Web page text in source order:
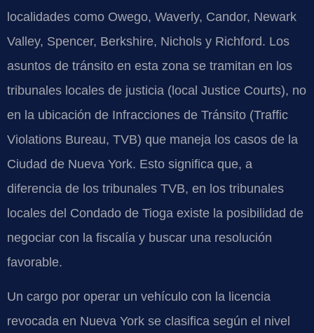
localidades como Owego, Waverly, Candor, Newark
Valley, Spencer, Berkshire, Nichols y Richford. Los
asuntos de tránsito en esta zona se tramitan en los
tribunales locales de justicia (local Justice Courts), no
en la ubicación de Infracciones de Tránsito (Traffic
Violations Bureau, TVB) que maneja los casos de la
Ciudad de Nueva York. Esto significa que, a
diferencia de los tribunales TVB, en los tribunales
locales del Condado de Tioga existe la posibilidad de
negociar con la fiscalía y buscar una resolución
favorable.
Un cargo por operar un vehículo con la licencia
revocada en Nueva York se clasifica según el nivel